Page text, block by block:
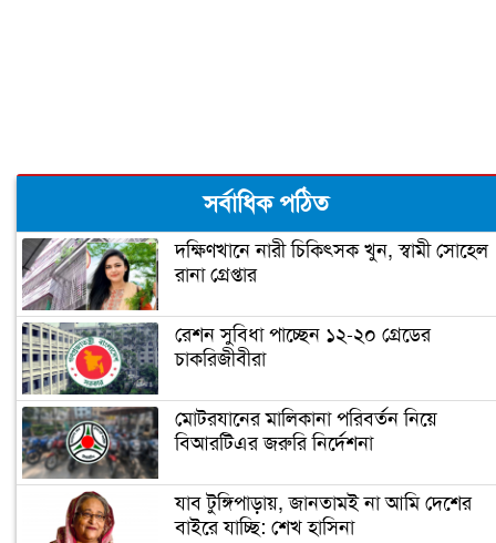
ঘর ভাঙতে বসেছে ট্রাম্পের!
জিতেই প্রথম যে কাজটি করলেন বাইডেন
‘গ্রেফতার হতে পারেন ডোনাল্ড ট্রাম্প’
ইলেকট্রনিক পদ্ধতি ব্যবহার করা হয়েছে’
সর্বাধিক পঠিত
দক্ষিণখানে নারী চিকিৎসক খুন, স্বামী সোহেল
রানা গ্রেপ্তার
রেশন সুবিধা পাচ্ছেন ১২-২০ গ্রেডের
চাকরিজীবীরা
মোটরযানের মালিকানা পরিবর্তন নিয়ে
বিআরটিএর জরুরি নির্দেশনা
যাব টুঙ্গিপাড়ায়, জানতামই না আমি দেশের
বাইরে যাচ্ছি: শেখ হাসিনা